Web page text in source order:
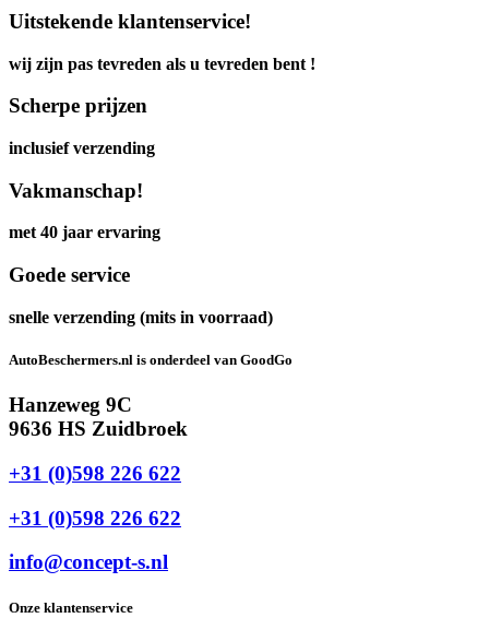
Uitstekende klantenservice!
wij zijn pas tevreden als u tevreden bent !
Scherpe prijzen
inclusief verzending
Vakmanschap!
met 40 jaar ervaring
Goede service
snelle verzending (mits in voorraad)
AutoBeschermers.nl is onderdeel van GoodGo
Hanzeweg 9C
9636 HS Zuidbroek
+31 (0)598 226 622
+31 (0)598 226 622
info@concept-s.nl
Onze klantenservice